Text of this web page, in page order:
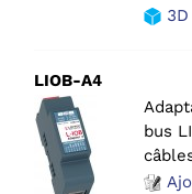
LIOB-A4
bus